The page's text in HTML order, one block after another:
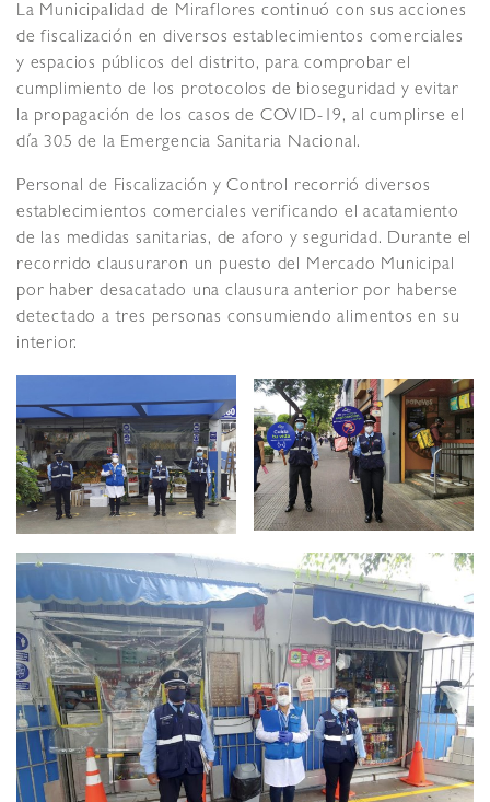
La Municipalidad de Miraflores continuó con sus acciones
de fiscalización en diversos establecimientos comerciales
y espacios públicos del distrito, para comprobar el
cumplimiento de los protocolos de bioseguridad y evitar
la propagación de los casos de COVID-19, al cumplirse el
día 305 de la Emergencia Sanitaria Nacional.
Personal de Fiscalización y Control recorrió diversos
establecimientos comerciales verificando el acatamiento
de las medidas sanitarias, de aforo y seguridad. Durante el
recorrido clausuraron un puesto del Mercado Municipal
por haber desacatado una clausura anterior por haberse
detectado a tres personas consumiendo alimentos en su
interior.